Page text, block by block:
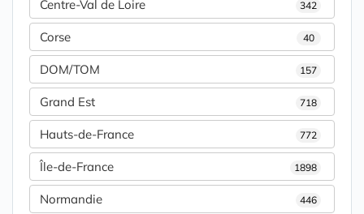
Centre-Val de Loire 342
Corse 40
DOM/TOM 157
Grand Est 718
Hauts-de-France 772
Île-de-France 1898
Normandie 446